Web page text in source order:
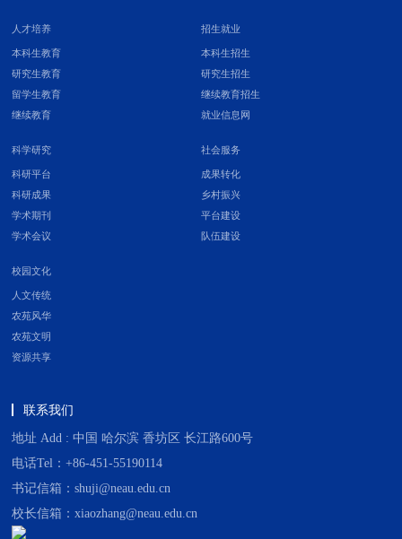
人才培养
本科生教育
研究生教育
留学生教育
继续教育
招生就业
本科生招生
研究生招生
继续教育招生
就业信息网
科学研究
科研平台
科研成果
学术期刊
学术会议
社会服务
成果转化
乡村振兴
平台建设
队伍建设
校园文化
人文传统
农苑风华
农苑文明
资源共享
联系我们
地址 Add : 中国 哈尔滨 香坊区 长江路600号
电话Tel：+86-451-55190114
书记信箱：shuji@neau.edu.cn
校长信箱：xiaozhang@neau.edu.cn